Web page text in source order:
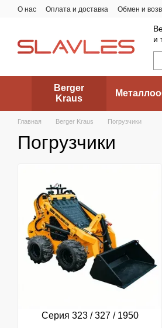
Перейти к основному контенту
О нас Оплата и доставка Обмен и
и
Berger
Kraus
Главная Berger Kraus Погрузчики
Погрузчики
Серия 323 / 327 / 1950